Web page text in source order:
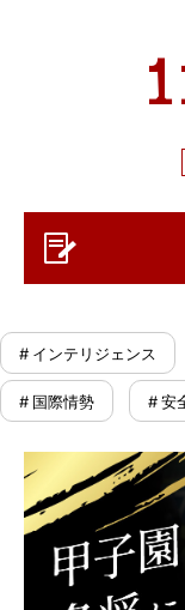
# インテリジェンス
# 国際情勢 # 安